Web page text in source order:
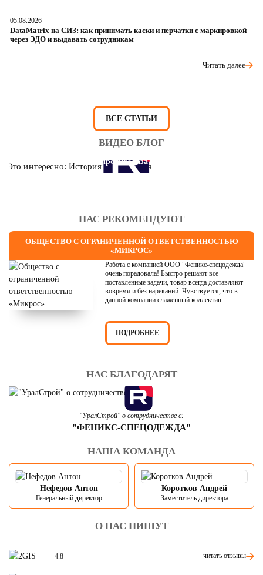
05.08.2026
DataMatrix на СИЗ: как принимать каски и перчатки с маркировкой
через ЭДО и выдавать сотрудникам
Читать далее
ВСЕ СТАТЬИ
ВИДЕО БЛОГ
Это интересно: История противогаза
НАС РЕКОМЕНДУЮТ
ОБЩЕСТВО С ОГРАНИЧЕННОЙ ОТВЕТСТВЕННОСТЬЮ
«МИКРОС»
Работа с компанией ООО "Феникс-спецодежда"
очень порадовала! Быстро решают все
поставленные задачи, товар всегда доставляют
вовремя и без нареканий. Чувствуется, что в
данной компании слаженный коллектив.
ПОДРОБНЕЕ
НАС БЛАГОДАРЯТ
"УралСтрой" о сотрудничестве с:
"ФЕНИКС-СПЕЦОДЕЖДА"
НАША КОМАНДА
Нефедов Антон
Генеральный директор
Коротков Андрей
Заместитель директора
О НАС ПИШУТ
4.8 читать отзывы